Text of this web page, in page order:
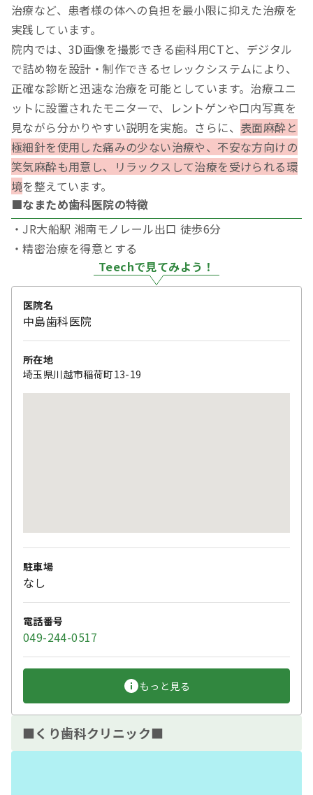
治療など、患者様の体への負担を最小限に抑えた治療を
実践しています。
院内では、3D画像を撮影できる歯科用CTと、デジタル
で詰め物を設計・制作できるセレックシステムにより、
正確な診断と迅速な治療を可能としています。治療ユニ
ットに設置されたモニターで、レントゲンや口内写真を
見ながら分かりやすい説明を実施。さらに、 表面麻酔と
極細針を使用した痛みの少ない治療や、不安な方向けの
笑気麻酔も用意し、リラックスして治療を受けられる環
境を整えています。
■なまため歯科医院の特徴
・JR大船駅 湘南モノレール出口 徒歩6分
・精密治療を得意とする
Teechで見てみよう！
医院名
中島歯科医院
所在地
埼玉県川越市稲荷町13-19
駐車場
なし
電話番号
049-244-0517
もっと見る
■くり歯科クリニック■